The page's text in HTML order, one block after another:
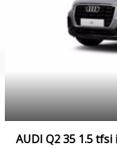
Verniciatura completa
Volante
AUDI Q2 35 1.5